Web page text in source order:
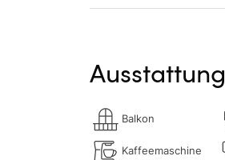
Ausstattung
Balkon
Kaffeemaschine